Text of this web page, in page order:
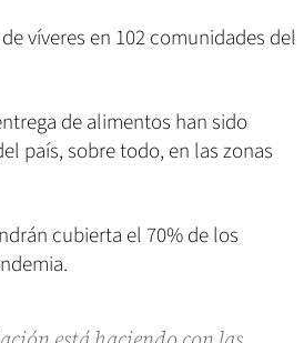
víveres en 102 comunidades del
de alimentos han sido
país, sobre todo, en las zonas
cubierta el 70% de los